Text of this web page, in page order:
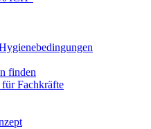
finden
Fachkräfte